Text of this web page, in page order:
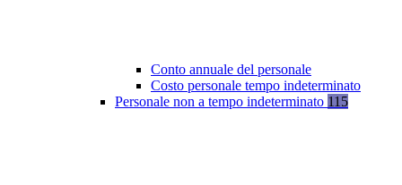
Conto annuale del personale
Costo personale tempo indeterminato
Personale non a tempo indeterminato 115